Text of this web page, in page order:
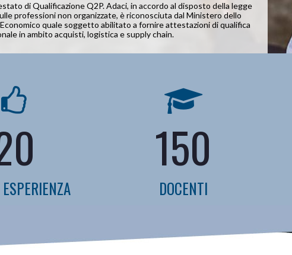
di Qualificazione Q2P. Adaci, in accordo al disposto della legge
professioni non organizzate, è riconosciuta dal Ministero dello
quale soggetto abilitato a fornire attestazioni di qualifica
in ambito acquisti, logistica e supply chain.
150
DOCENTI